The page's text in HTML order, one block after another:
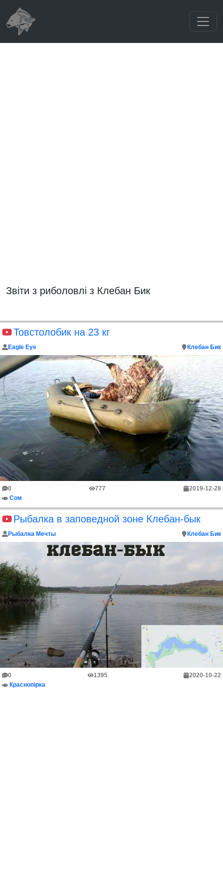
Звіти з риболовлі з Клебан Бик
Товстолобик на 23 кг
Eagle Eye Клебан Бик
0 777
2019-12-28
Сом
Рыбалка в заповедной зоне Клебан-бык
Рыбалка Мечты Клебан Бик
0 1395
2020-10-22
Краснопірка